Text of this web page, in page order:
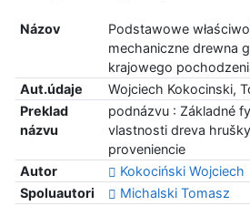
Názov
Podstawowe
mechaniczne drewna
krajowego
Aut.údaje
Wojciech Kokocinski,
Preklad
názvu
podnázvu : Základné
vlastnosti dreva
proveniencie
Autor
Kokociński Wojciech
Spoluautori
Michalski Tomasz